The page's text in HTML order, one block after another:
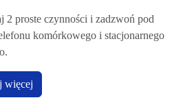
2 proste czynności i zadzwoń pod
komórkowego i stacjonarnego
więcej